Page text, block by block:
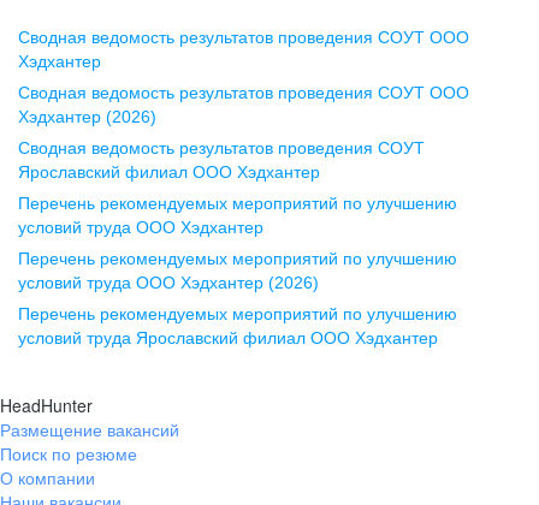
Воронеж
ул. Комиссаржевской, д. 10,
офис 1212
+7 473 280-05-05
pr@vrn.hh.ru
ул. Спартаковская, д. 2А, этаж 3,
помещение 15
+7 843 212-12-50
Екатеринбург
ул. Боевых Дружин, стр. 20,
Сводная ведомость результатов проведения СОУТ ООО
Хэдхантер
Сводная ведомость результатов проведения СОУТ ООО
Хэдхантер (2026)
Сводная ведомость результатов проведения СОУТ
Ярославский филиал ООО Хэдхантер
Перечень рекомендуемых мероприятий по улучшению
условий труда ООО Хэдхантер
Перечень рекомендуемых мероприятий по улучшению
условий труда ООО Хэдхантер (2026)
Перечень рекомендуемых мероприятий по улучшению
условий труда Ярославский филиал ООО Хэдхантер
HeadHunter
Размещение вакансий
Поиск по резюме
О компании